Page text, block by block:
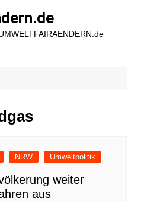
NRW Umweltpolitik
weiter
aus